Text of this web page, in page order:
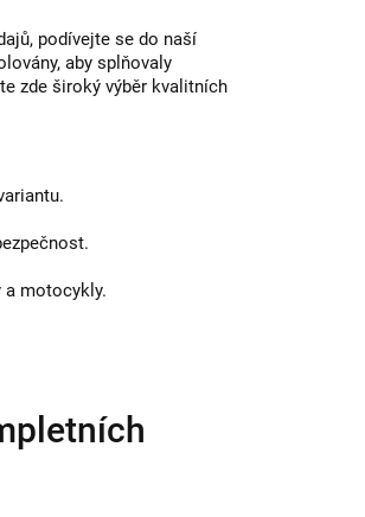
podívejte se do naší
aby splňovaly
zde široký výběr kvalitních
a motocykly.